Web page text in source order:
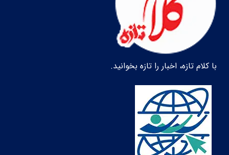
با کلام تازه، اخبار را تازه بخوانید.